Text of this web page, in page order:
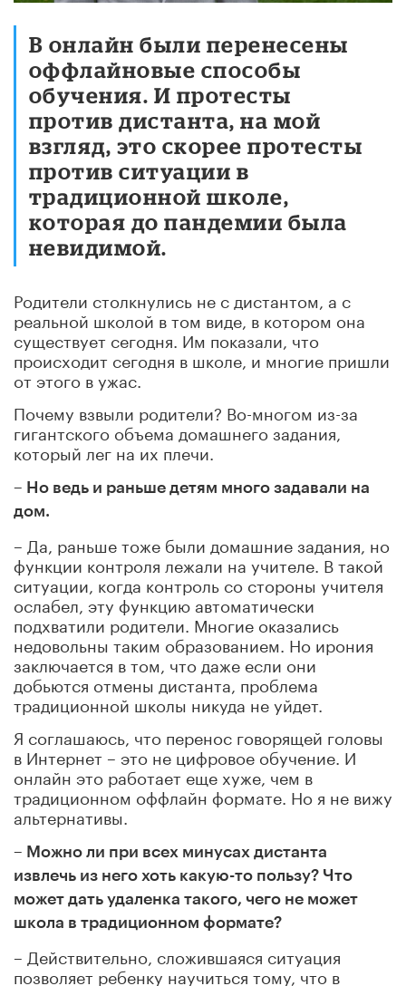
В онлайн были перенесены
оффлайновые способы
обучения. И протесты
против дистанта, на мой
взгляд, это скорее протесты
против ситуации в
традиционной школе,
которая до пандемии была
невидимой.
Родители столкнулись не с дистантом, а с
реальной школой в том виде, в котором она
существует сегодня. Им показали, что
происходит сегодня в школе, и многие пришли
от этого в ужас.
Почему взвыли родители? Во-многом из-за
гигантского объема домашнего задания,
который лег на их плечи.
– Но ведь и раньше детям много задавали на
дом.
– Да, раньше тоже были домашние задания, но
функции контроля лежали на учителе. В такой
ситуации, когда контроль со стороны учителя
ослабел, эту функцию автоматически
подхватили родители. Многие оказались
недовольны таким образованием. Но ирония
заключается в том, что даже если они
добьются отмены дистанта, проблема
традиционной школы никуда не уйдет.
Я соглашаюсь, что перенос говорящей головы
в Интернет – это не цифровое обучение. И
онлайн это работает еще хуже, чем в
традиционном оффлайн формате. Но я не вижу
альтернативы.
– Можно ли при всех минусах дистанта
извлечь из него хоть какую-то пользу? Что
может дать удаленка такого, чего не может
школа в традиционном формате?
– Действительно, сложившаяся ситуация
позволяет ребенку научиться тому, что в